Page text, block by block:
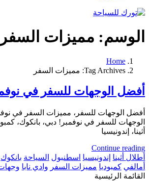
الوسم: مميزات السفر
Home
Tag Archives: مميزات السفر
أفضل الوجهات للسفر في
أفضل الوجهات للسفر، مميزات السفر في
الوجهات للسفر في نوفمبر! دبي، بانكوك،
أثينا، إندونيسيا
Continue reading
أطلال أثينا إندونيسيا اسطنبول السياحة بانكوك
أمالفي كمبوديا مميزات السفر وادي نابا
القائمة الرئيسية